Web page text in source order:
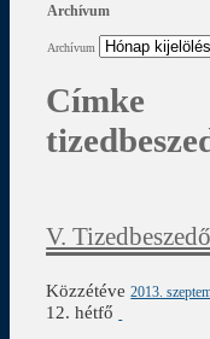
Archívum
Archívum
V.
Közzétéve2013.
12. hétfő